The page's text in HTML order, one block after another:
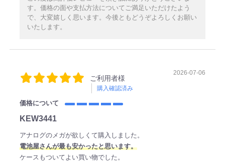
す。価格の面や支払方法についてご満足いただけたよう
で、大変嬉しく思います。今後ともどうぞよろしくお願い
いたします。
ご利用者様
購入確認済み
2026-07-06
価格について
KEW3441
アナログのメガが欲しくて購入しました。
電池屋さんが最も安かったと思います。
ケースもついてよい買い物でした。